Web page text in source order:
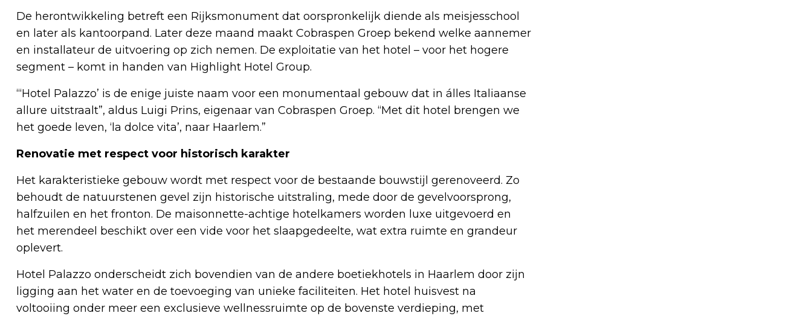
De herontwikkeling betreft een Rijksmonument dat oorspronkelijk diende als meisjesschool
en later als kantoorpand. Later deze maand maakt Cobraspen Groep bekend welke aannemer
en installateur de uitvoering op zich nemen. De exploitatie van het hotel – voor het hogere
segment – komt in handen van Highlight Hotel Group.
“‘Hotel Palazzo’ is de enige juiste naam voor een monumentaal gebouw dat in álles Italiaanse
allure uitstraalt”, aldus Luigi Prins, eigenaar van Cobraspen Groep. “Met dit hotel brengen we
het goede leven, ‘la dolce vita’, naar Haarlem.”
Renovatie met respect voor historisch karakter
Het karakteristieke gebouw wordt met respect voor de bestaande bouwstijl gerenoveerd. Zo
behoudt de natuurstenen gevel zijn historische uitstraling, mede door de gevelvoorsprong,
halfzuilen en het fronton. De maisonnette-achtige hotelkamers worden luxe uitgevoerd en
het merendeel beschikt over een vide voor het slaapgedeelte, wat extra ruimte en grandeur
oplevert.
Hotel Palazzo onderscheidt zich bovendien van de andere boetiekhotels in Haarlem door zijn
ligging aan het water en de toevoeging van unieke faciliteiten. Het hotel huisvest na
voltooiing onder meer een exclusieve wellnessruimte op de bovenste verdieping, met